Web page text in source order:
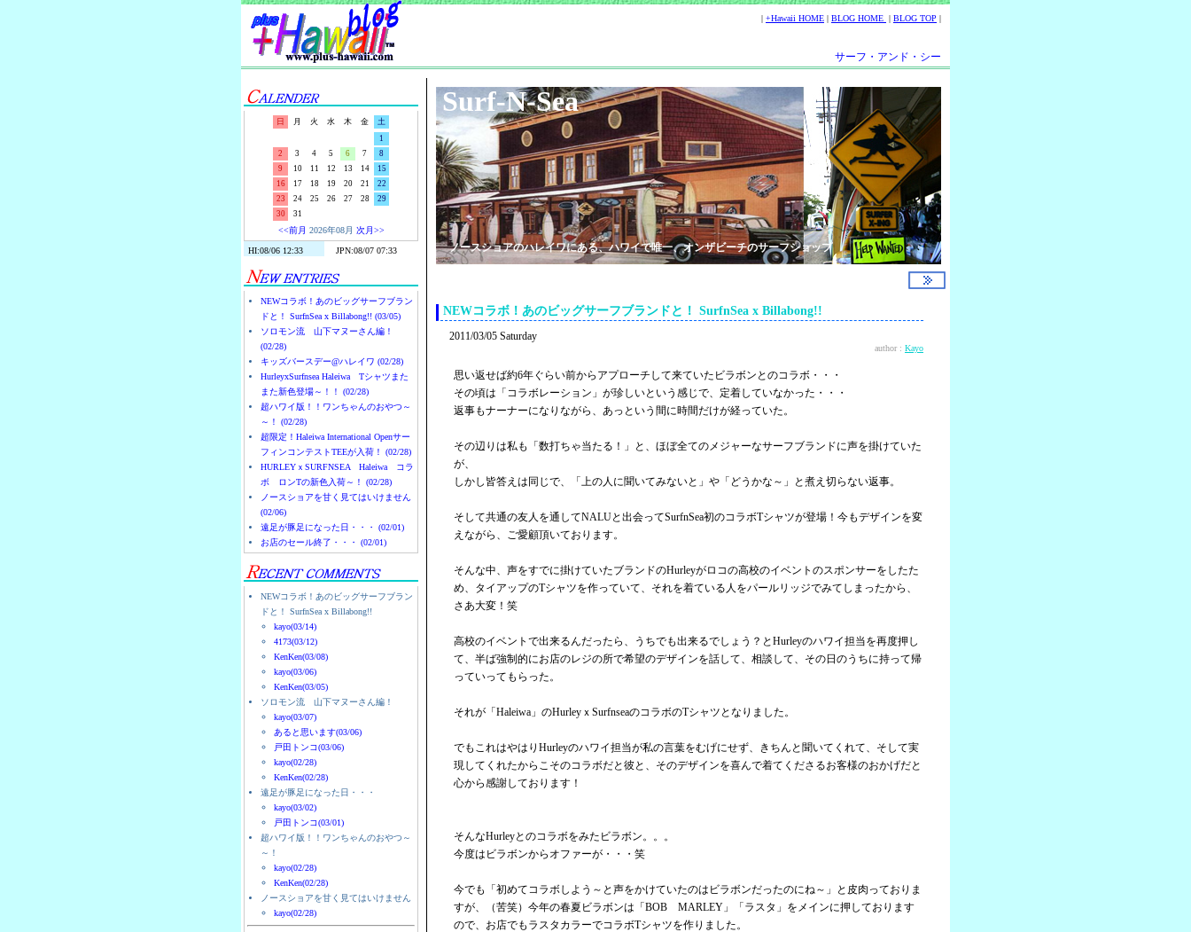
| +Hawaii HOME | BLOG HOME | BLOG TOP |
サーフ・アンド・シー
日 月 火 水 木 金
土
1
2
3 4 5 6 7
8
9
10 11 12 13 14
15
16
17 18 19 20 21
22
23
24 25 26 27 28
29
30
31
<<前月 2026年08月 次月>>
NEWコラボ！あのビッグサーフブラン
ドと！ SurfnSea x Billabong!! (03/05)
ソロモン流 山下マヌーさん編！
(02/28)
キッズバースデー@ハレイワ (02/28)
HurleyxSurfnsea Haleiwa Tシャツまた
また新色登場～！！ (02/28)
超ハワイ版！！ワンちゃんのおやつ～
～！ (02/28)
超限定！Haleiwa International Openサー
フィンコンテストTEEが入荷！ (02/28)
HURLEYｘSURFNSEA Haleiwa コラ
ボ ロンTの新色入荷～！ (02/28)
ノースショアを甘く見てはいけません
(02/06)
遠足が豚足になった日・・・ (02/01)
お店のセール終了・・・ (02/01)
NEWコラボ！あのビッグサーフブラン
ドと！ SurfnSea x Billabong!!
kayo(03/14)
4173(03/12)
KenKen(03/08)
kayo(03/06)
KenKen(03/05)
ソロモン流 山下マヌーさん編！
kayo(03/07)
あると思います(03/06)
戸田トンコ(03/06)
kayo(02/28)
KenKen(02/28)
遠足が豚足になった日・・・
kayo(03/02)
戸田トンコ(03/01)
超ハワイ版！！ワンちゃんのおやつ～
～！
kayo(02/28)
KenKen(02/28)
ノースショアを甘く見てはいけません
kayo(02/28)
Surf-N-Sea
ノースショアのハレイワにある、ハワイで唯一、オンザビーチのサーフショップ
NEWコラボ！あのビッグサーフブランドと！ SurfnSea x Billabong!!
2011/03/05 Saturday
author : Kayo
思い返せば約6年ぐらい前からアプローチして来ていたビラボンとのコラボ・・・
その頃は「コラボレーション」が珍しいという感じで、定着していなかった・・・
返事もナーナーになりながら、あっという間に時間だけが経っていた。
その辺りは私も「数打ちゃ当たる！」と、ほぼ全てのメジャーなサーフブランドに声を掛けていた
が、
しかし皆答えは同じで、「上の人に聞いてみないと」や「どうかな～」と煮え切らない返事。
そして共通の友人を通してNALUと出会ってSurfnSea初のコラボTシャツが登場！今もデザインを変
えながら、ご愛顧頂いております。
そんな中、声をすでに掛けていたブランドのHurleyがロコの高校のイベントのスポンサーをしたた
め、タイアップのTシャツを作っていて、それを着ている人をパールリッジでみてしまったから、
さあ大変！笑
高校のイベントで出来るんだったら、うちでも出来るでしょう？とHurleyのハワイ担当を再度押し
て、半ば強制的にお店のレジの所で希望のデザインを話して、相談して、その日のうちに持って帰
っていってもらった。
それが「Haleiwa」のHurleyｘSurfnseaのコラボのTシャツとなりました。
でもこれはやはりHurleyのハワイ担当が私の言葉をむげにせず、きちんと聞いてくれて、そして実
現してくれたからこそのコラボだと彼と、そのデザインを喜んで着てくださるお客様のおかげだと
心から感謝しております！
そんなHurleyとのコラボをみたビラボン。。。
今度はビラボンからオファーが・・・笑
今でも「初めてコラボしよう～と声をかけていたのはビラボンだったのにね～」と皮肉っておりま
すが、（苦笑）今年の春夏ビラボンは「BOB MARLEY」「ラスタ」をメインに押しております
ので、お店でもラスタカラーでコラボTシャツを作りました。